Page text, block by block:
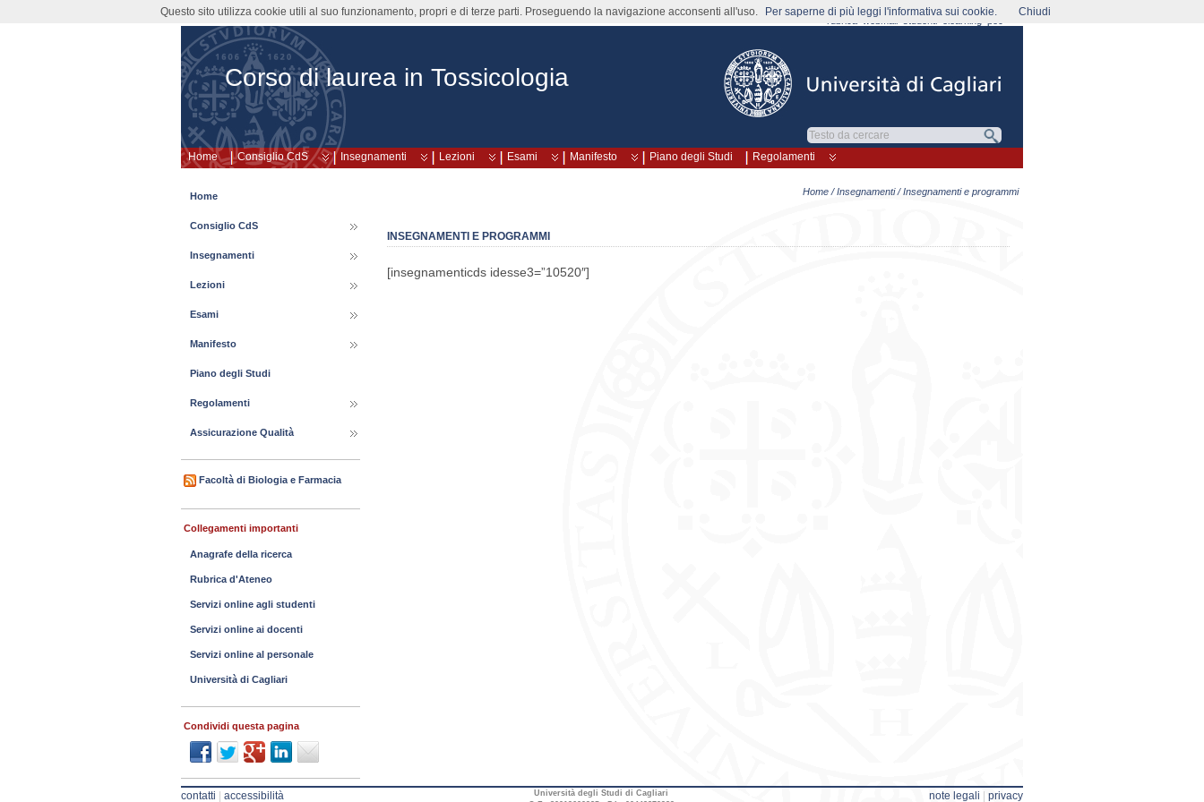
Corso di laurea in Tossicologia
Home
rubrica webmail
Consiglio CdS Insegnamenti Lezioni Esami Manifesto Piano degli Studi Regolamenti
Home /Insegnamenti/ Insegnamenti e programmi
INSEGNAMENTI E PROGRAMMI
[insegnamenticds idesse3=”10520″]
Home
Consiglio CdS
Insegnamenti
Lezioni
Esami
Manifesto
Piano degli Studi
Regolamenti
Assicurazione Qualità
Facoltà di Biologia e Farmacia
Collegamenti importanti
Anagrafe della ricerca
Rubrica d'Ateneo
Servizi online agli studenti
Servizi online ai docenti
Servizi online al personale
Università di Cagliari
Condividi questa pagina
contatti accessibilità
Università degli Studi di Cagliari
note legali privacy
Questo sito utilizza cookie utili al suo funzionamento, propri e di terze parti. Proseguendo la navigazione acconsenti all'uso. Per saperne di più leggi l'informativa sui cookie. Chiudi